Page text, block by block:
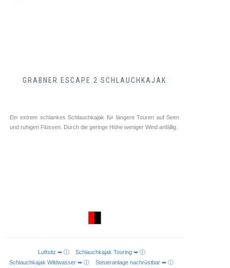
GRABNER ESCAPE 2 SCHLAUCHKAJAK
Ein extrem schlankes Schlauchkajak für längere Touren auf Seen
und ruhigen Flüssen. Durch die geringe Höhe weniger Wind anfällig.
IN DEN WARENKORB
Luftsitz ➥ ⓘ Schlauchkajak Touring ➥ ⓘ
Schlauchkajak Wildwasser ➥ ⓘSteueranlage nachrüstbar ➥ ⓘ